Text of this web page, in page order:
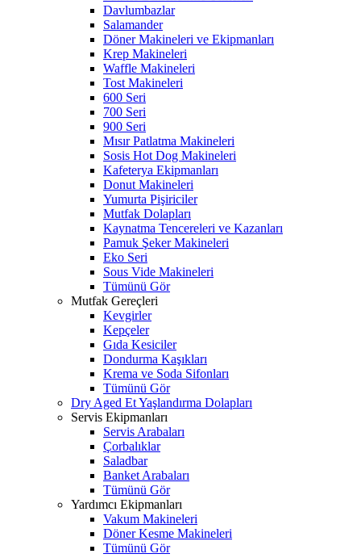
Davlumbazlar
Salamander
Döner Makineleri ve Ekipmanları
Krep Makineleri
Waffle Makineleri
Tost Makineleri
600 Seri
700 Seri
900 Seri
Mısır Patlatma Makineleri
Sosis Hot Dog Makineleri
Kafeterya Ekipmanları
Donut Makineleri
Yumurta Pişiriciler
Mutfak Dolapları
Kaynatma Tencereleri ve Kazanları
Pamuk Şeker Makineleri
Eko Seri
Sous Vide Makineleri
Tümünü Gör
Mutfak Gereçleri
Kevgirler
Kepçeler
Gıda Kesiciler
Dondurma Kaşıkları
Krema ve Soda Sifonları
Tümünü Gör
Dry Aged Et Yaşlandırma Dolapları
Servis Ekipmanları
Servis Arabaları
Çorbalıklar
Saladbar
Banket Arabaları
Tümünü Gör
Yardımcı Ekipmanları
Vakum Makineleri
Döner Kesme Makineleri
Tümünü Gör